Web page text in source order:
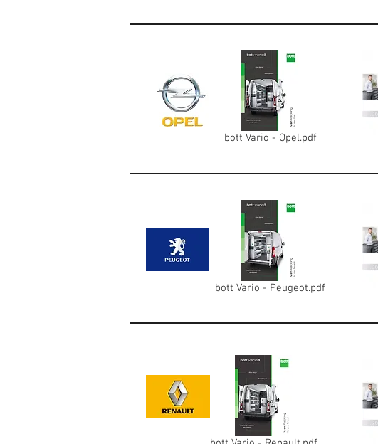
bott Vario - Opel.pdf
bott Vario - Peugeot.pdf